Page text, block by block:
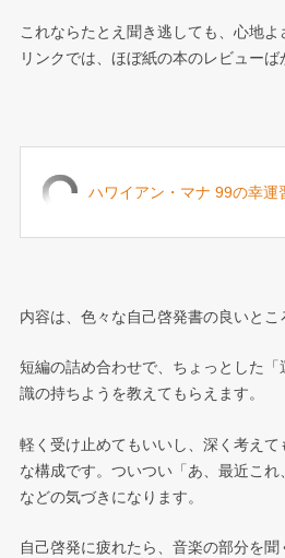
これならたとえ聞き逃しても、心地
リンクでは、ほぼ紙の本のレビューば
ハワイアン・マナ 99の幸運
内容は、色々な自己啓発書の良いとこ
短編の詰め合わせで、ちょっとした
識の持ちようを教えてもらえます。
軽く受け止めてもいいし、深く考えて
な構成です。ついつい「あ、最近これ
などの気づきになります。
自己啓発に疲れたら、音楽の部分を